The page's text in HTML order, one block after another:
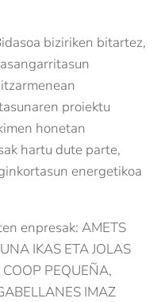
biziriken bitartez,
proiektu
honetan
hartu dute parte,
energetikoa
enpresak: AMETS
IKAS ETA JOLAS
PEQUEÑA,
IMAZ